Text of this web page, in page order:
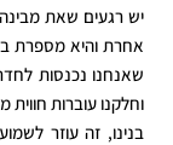
יש רגעים שאת
אחרת והיא מספרת
שאנחנו נכנסות
וחלקנו עוברות
בנינו, זה עוזר